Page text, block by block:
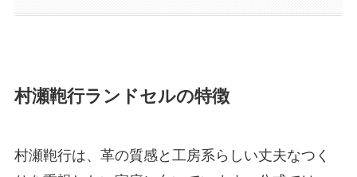
村瀬鞄行ランドセルの特徴
村瀬鞄行は、革の質感と工房系らしい丈夫なつく